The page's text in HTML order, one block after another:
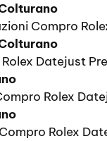
Compro
Datejust
Rolex
Rolex